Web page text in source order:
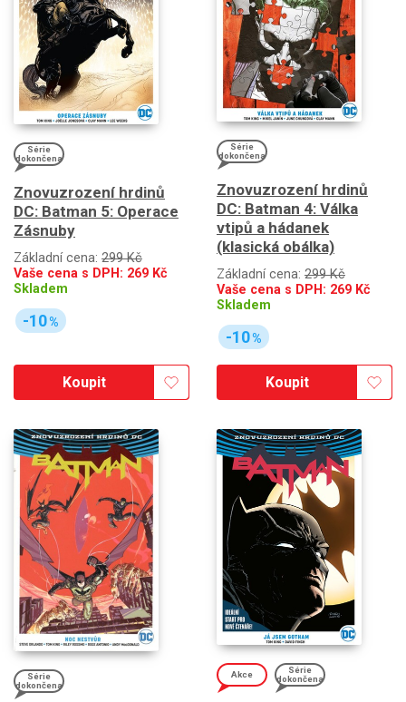
Série
dokončena
Znovuzrození hrdinů
DC: Batman 5: Operace
Zásnuby
Základní cena: 299 Kč
Vaše cena s DPH: 269 Kč
Skladem
-10%
Koupit
Série
dokončena
Znovuzrození hrdinů
DC: Batman 4: Válka
vtipů a hádanek
(klasická obálka)
Základní cena: 299 Kč
Vaše cena s DPH: 269 Kč
Skladem
-10%
Koupit
Série
dokončena
Akce
Série
dokončena